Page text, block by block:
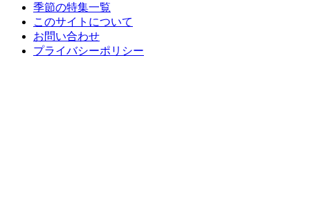
季節の特集一覧
このサイトについて
お問い合わせ
プライバシーポリシー